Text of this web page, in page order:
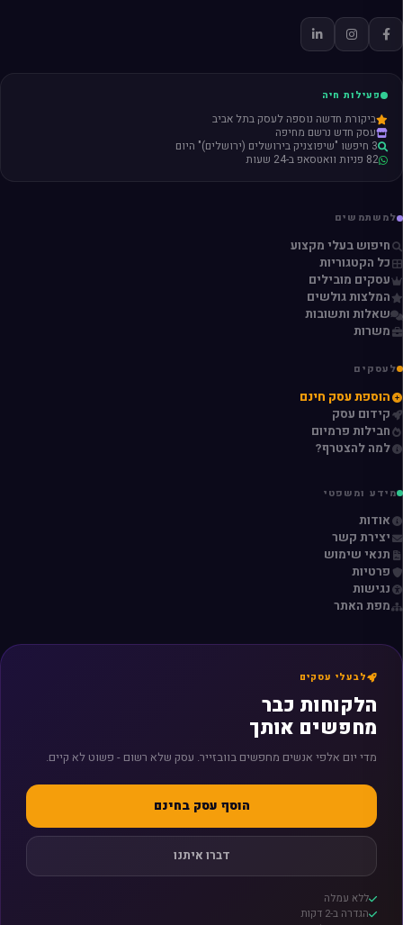
פעילות חיה
ביקורת חדשה נוספה לעסק בתל אביב
עסק חדש נרשם מחיפה
3 חיפשו "שיפוצניק בירושלים (ירושלים)" היום
82 פניות וואטסאפ ב-24 שעות
למשתמשים
חיפוש בעלי מקצוע
כל הקטגוריות
עסקים מובילים
המלצות גולשים
שאלות ותשובות
משרות
לעסקים
הוספת עסק חינם
קידום עסק
חבילות פרמיום
למה להצטרף?
מידע ומשפטי
אודות
יצירת קשר
תנאי שימוש
פרטיות
נגישות
מפת האתר
לבעלי עסקים
הלקוחות כבר
מחפשים אותך
מדי יום אלפי אנשים מחפשים בוובזייר. עסק שלא רשום - פשוט לא קיים.
הוסף עסק בחינם
דברו איתנו
ללא עמלה
הגדרה ב-2 דקות